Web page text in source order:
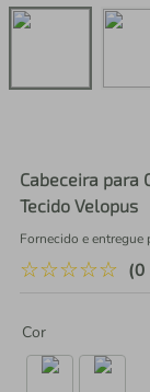
Cabeceira para
Tecido Velopus
Fornecido e entregue
☆☆☆☆☆ (0
Cor
perfume